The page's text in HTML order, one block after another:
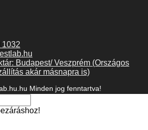
1032
Budapest/ Veszprém (Országos
akár másnapra is)
Minden jog fenntartva!